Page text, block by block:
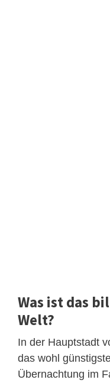
Was ist das
Welt?
In der Hauptstadt
das wohl
Übernachtung im